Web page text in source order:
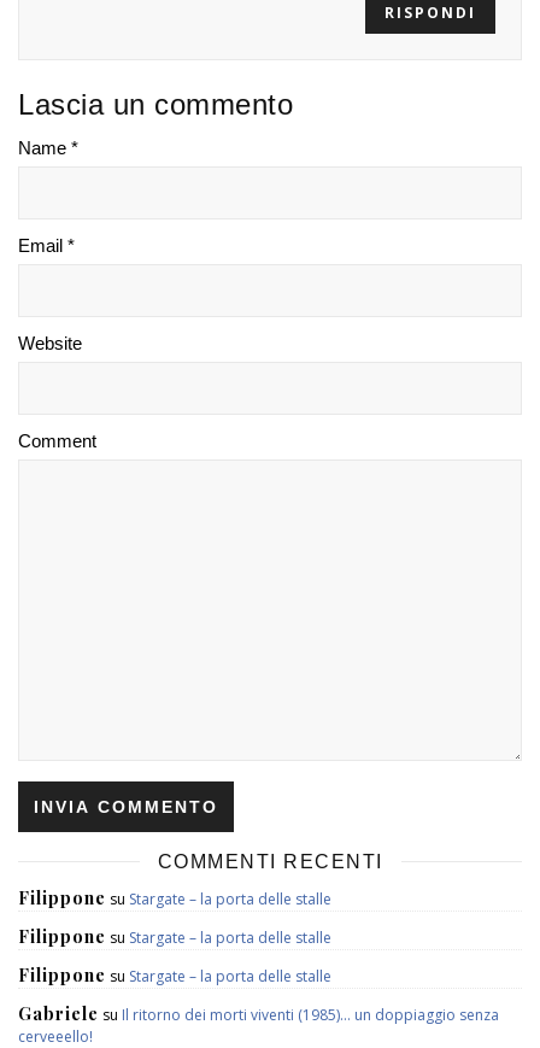
RISPONDI
Lascia un commento
Name *
Email *
Website
Comment
COMMENTI RECENTI
Filippone su Stargate – la porta delle stalle
Filippone su Stargate – la porta delle stalle
Filippone su Stargate – la porta delle stalle
Gabriele su Il ritorno dei morti viventi (1985)… un doppiaggio senza
cerveeello!